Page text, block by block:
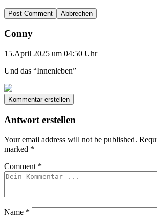
Abbrechen
Conny
15.April 2025 um 04:50 Uhr
Und das “Innenleben”
Kommentar erstellen
Antwort erstellen
Your email address will not be published.
marked *
Comment *
Name *